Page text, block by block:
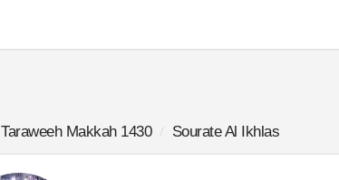
Taraweeh Makkah 1430 Sourate Al Ikhlas